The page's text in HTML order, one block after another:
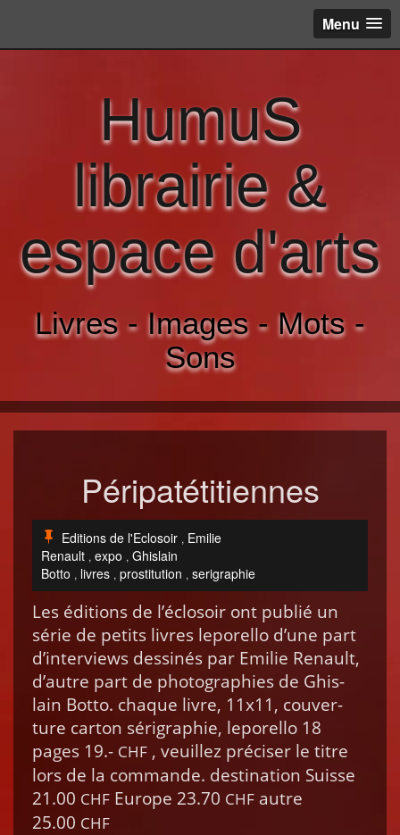
Menu
HumuS
librairie &
espace d'arts
Livres - Images - Mots -
Sons
Péripatétitiennes
Editions de l'Eclosoir , Emilie
Renault , expo , Ghislain
Botto , livres , prostitution , serigraphie
Les édi­tions de l’é­closoir ont pub­lié un
série de petits livres lep­orel­lo d’une part
d’in­ter­views dess­inés par Emi­lie Renault,
d’autre part de pho­togra­phies de Ghis­
lain Bot­to. chaque livre, 11x11, cou­ver­
ture car­ton séri­gra­phie, lep­orel­lo 18
pages 19.- CHF , veuillez pré­cis­er le titre
lors de la com­mande. des­ti­na­tion Suisse
21.00 CHF Europe 23.70 CHF autre
25.00 CHF